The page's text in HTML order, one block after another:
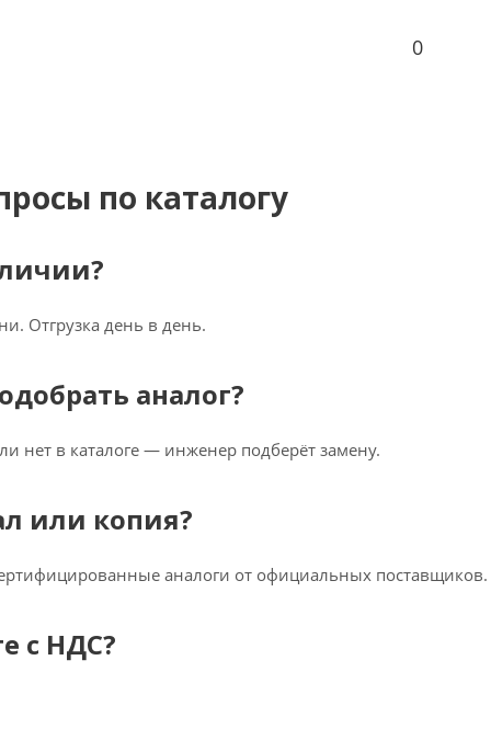
0
по каталогу
Отгрузка день в день.
аналог?
нет в каталоге — инженер подберёт замену.
или копия?
аналоги от официальных поставщиков.
с НДС?